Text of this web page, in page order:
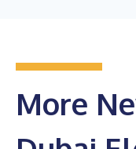
More